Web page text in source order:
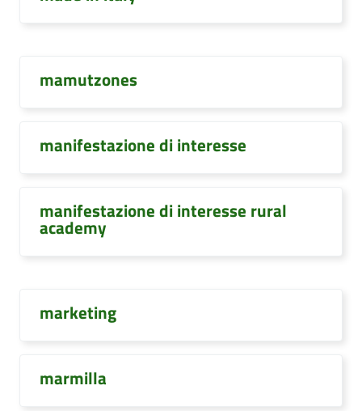
mamutzones
manifestazione di interesse
manifestazione di interesse rural
academy
marketing
marmilla